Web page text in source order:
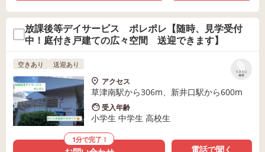
放課後等デイサービス ポレポレ【随時、見学受付
中！庭付き戸建ての広々空間 送迎できます】
リストに
保存
空きあり 送迎あり
アクセス
草津南駅から306m、新井口駅から600m
受入年齢
小学生 中学生 高校生
1分で完了！
電話で聞く